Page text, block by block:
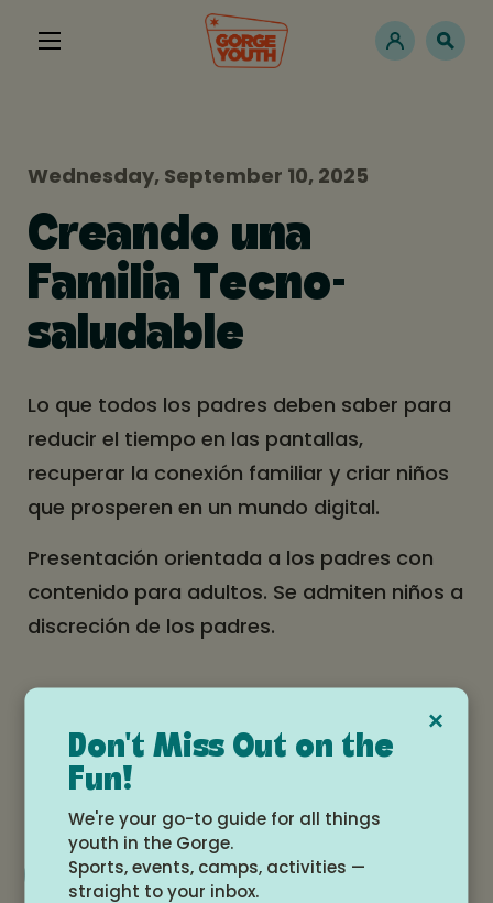
Wednesday, September 10, 2025
Creando una
Familia Tecno-
saludable
Lo que todos los padres deben saber para
reducir el tiempo en las pantallas,
recuperar la conexión familiar y criar niños
que prosperen en un mundo digital.
Presentación orientada a los padres con
contenido para adultos. Se admiten niños a
discreción de los padres.
Wednesday, September 10, 2025 at
6:00pm - 8:00pm
Add to Google Calendar
×
Don't Miss Out on the
Fun!
We're your go-to guide for all things
youth in the Gorge.
Sports, events, camps, activities —
straight to your inbox.